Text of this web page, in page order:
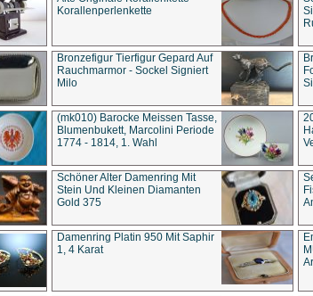
Korallenperlenkette
Bronzefigur Tierfigur Gepard Auf
Rauchmarmor - Sockel Signiert
Milo
(mk010) Barocke Meissen Tasse,
Blumenbukett, Marcolini Periode
1774 - 1814, 1. Wahl
Schöner Alter Damenring Mit
Stein Und Kleinen Diamanten
Gold 375
Damenring Platin 950 Mit Saphir
1, 4 Karat